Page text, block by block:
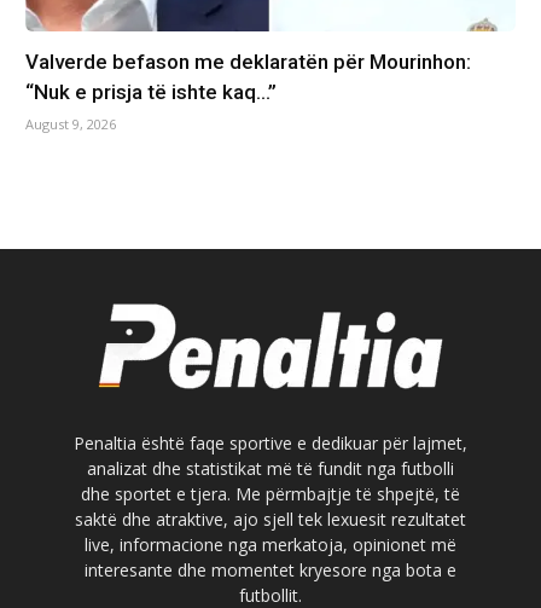
Valverde befason me deklaratën për Mourinhon:
“Nuk e prisja të ishte kaq…”
August 9, 2026
Penaltia është faqe sportive e dedikuar për lajmet,
analizat dhe statistikat më të fundit nga futbolli
dhe sportet e tjera. Me përmbajtje të shpejtë, të
saktë dhe atraktive, ajo sjell tek lexuesit rezultatet
live, informacione nga merkatoja, opinionet më
interesante dhe momentet kryesore nga bota e
futbollit.